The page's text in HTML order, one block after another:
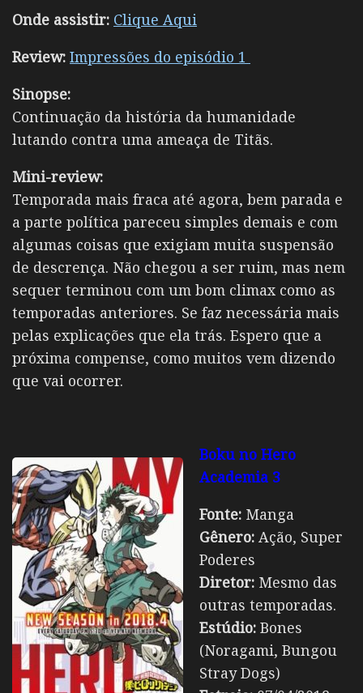
Onde assistir: Clique Aqui
Review: Impressões do episódio 1
Sinopse:
Continuação da história da humanidade
lutando contra uma ameaça de Titãs.
Mini-review:
Temporada mais fraca até agora, bem parada e
a parte política pareceu simples demais e com
algumas coisas que exigiam muita suspensão
de descrença. Não chegou a ser ruim, mas nem
sequer terminou com um bom climax como as
temporadas anteriores. Se faz necessária mais
pelas explicações que ela trás. Espero que a
próxima compense, como muitos vem dizendo
que vai ocorrer.
Boku no Hero
Academia 3
Fonte: Manga
Gênero: Ação, Super
Poderes
Diretor: Mesmo das
outras temporadas.
Estúdio: Bones
(Noragami, Bungou
Stray Dogs)